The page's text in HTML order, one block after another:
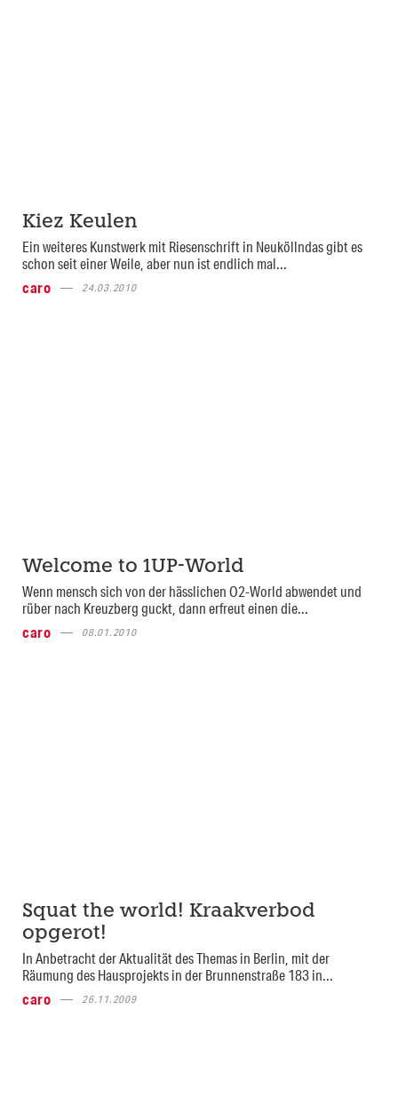
Kiez Keulen
Ein weiteres Kunstwerk mit Riesenschrift in Neuköllndas gibt es
schon seit einer Weile, aber nun ist endlich mal...
caro
24.03.2010
Welcome to 1UP-World
Wenn mensch sich von der hässlichen O2-World abwendet und
rüber nach Kreuzberg guckt, dann erfreut einen die...
caro
08.01.2010
Squat the world! Kraakverbod
opgerot!
In Anbetracht der Aktualität des Themas in Berlin, mit der
Räumung des Hausprojekts in der Brunnenstraße 183 in...
caro
26.11.2009